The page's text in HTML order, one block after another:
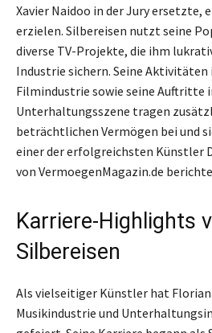
Xavier Naidoo in der Jury ersetzte,
erzielen. Silbereisen nutzt seine
diverse TV-Projekte, die ihm
Industrie sichern. Seine Aktivitäten
Filmindustrie sowie seine Auftritte
Unterhaltungsszene tragen
beträchtlichen Vermögen bei und
einer der erfolgreichsten Künstler
von VermoegenMagazin.de
Karriere-Highlights
Silbereisen
Als vielseitiger Künstler hat
Musikindustrie und